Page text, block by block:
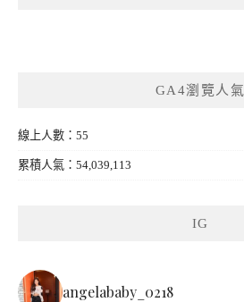
GA4瀏覽人氣
線上人數：55
累積人氣：54,039,113
IG
angelababy_0218